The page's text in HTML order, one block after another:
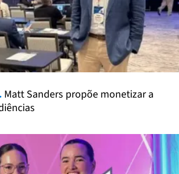
Matt Sanders propõe monetizar a